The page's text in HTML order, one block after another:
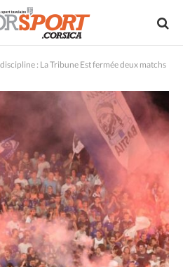
: La Tribune Est fermée deux matchs